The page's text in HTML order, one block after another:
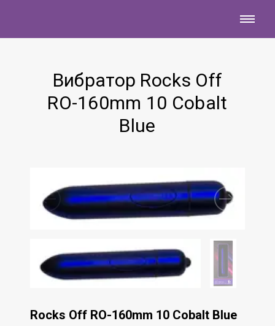
Вибратор Rocks Off
RO-160mm 10 Cobalt
Blue
Rocks Off RO-160mm 10 Cobalt Blue